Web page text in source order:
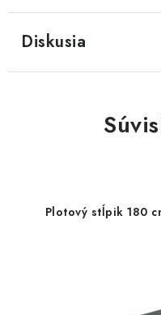
Diskusia
Plotový stĺpik 180